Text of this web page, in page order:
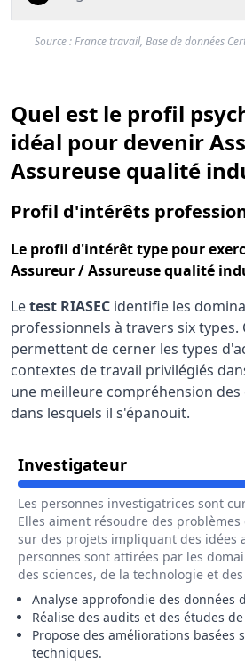
Source : France travail, Base de données
Quel est le profil
idéal pour devenir
Assureuse qualité
Profil d'intérêts
Le profil d'intérêt type pour
Assureur / Assureuse qualité
Letest RIASEC identifie les
professionnels à travers six types.
permettent de cerner les types
contextes de travail privilégiés
une meilleure compréhension
dans lesquels il s'épanouit.
InvestigateurPour Le
Les personnes investigatrices sont
Elles aiment résoudre des
sur des projets impliquant des idées
personnes sont attirées par les
des sciences, de la technologie et
Analyse approfondie des données
Réalise des audits et des études
Propose des améliorations basées
techniques.